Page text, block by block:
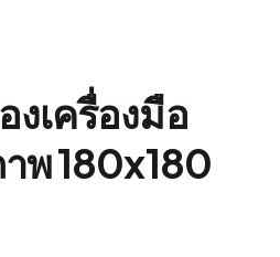
เครื่องมือ
พ 180x180